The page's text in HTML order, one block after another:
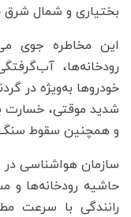
بختیاری و شمال شرق
این مخاطره جوی
رودخانه‌ها،
خودروها به‌ویژه در
شدید موقتی، خسارت
و همچنین سقوط سنگ
سازمان هواشناسی
حاشیه رودخانه‌ها و
رانندگی با سرعت